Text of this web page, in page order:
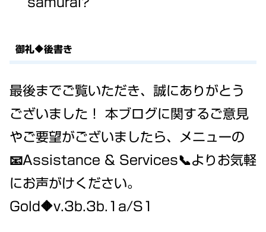
御礼🔶後書き
最後までご覧いただき、誠にありがとう
ございました！ 本ブログに関するご意見
やご要望がございましたら、メニューの
📧Assistance & Services📞よりお気軽
にお声がけください。
Gold🔶v.3b.3b.1a/S1